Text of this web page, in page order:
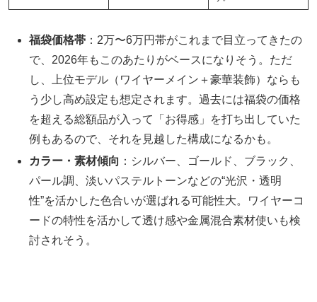
福袋価格帯 ：2万〜6万円帯がこれまで目立ってきたの
で、2026年もこのあたりがベースになりそう。ただ
し、上位モデル（ワイヤーメイン＋豪華装飾）ならも
う少し高め設定も想定されます。過去には福袋の価格
を超える総額品が入って「お得感」を打ち出していた
例もあるので、それを見越した構成になるかも。
カラー・素材傾向 ：シルバー、ゴールド、ブラック、
パール調、淡いパステルトーンなどの“光沢・透明
性”を活かした色合いが選ばれる可能性大。ワイヤーコ
ードの特性を活かして透け感や金属混合素材使いも検
討されそう。